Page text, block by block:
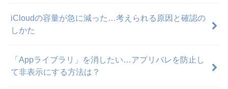
iCloudの容量が急に減った…考えられる原因と確認の
しかた
「Appライブラリ」を消したい…アプリバレを防止し
て非表示にする方法は？